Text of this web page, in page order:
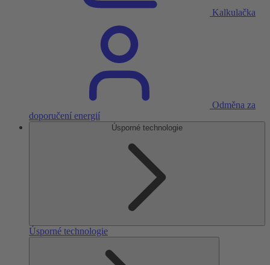
Kalkulačka
Odměna za
doporučení energií
Úsporné technologie
Úsporné technologie